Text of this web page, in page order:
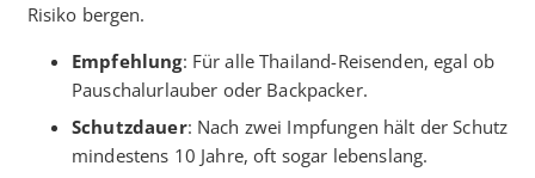
Risiko bergen.
Empfehlung: Für alle Thailand-Reisenden, egal ob
Pauschalurlauber oder Backpacker.
Schutzdauer: Nach zwei Impfungen hält der Schutz
mindestens 10 Jahre, oft sogar lebenslang.